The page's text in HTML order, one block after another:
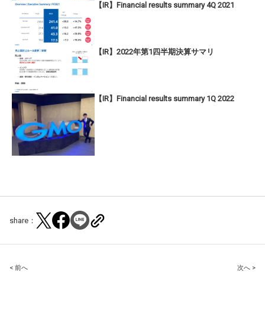
【IR】Financial results summary 4Q 2021
【IR】2022年第1四半期決算サマリ
【IR】Financial results summary 1Q 2022
share：
Post
< 前へ 次へ >